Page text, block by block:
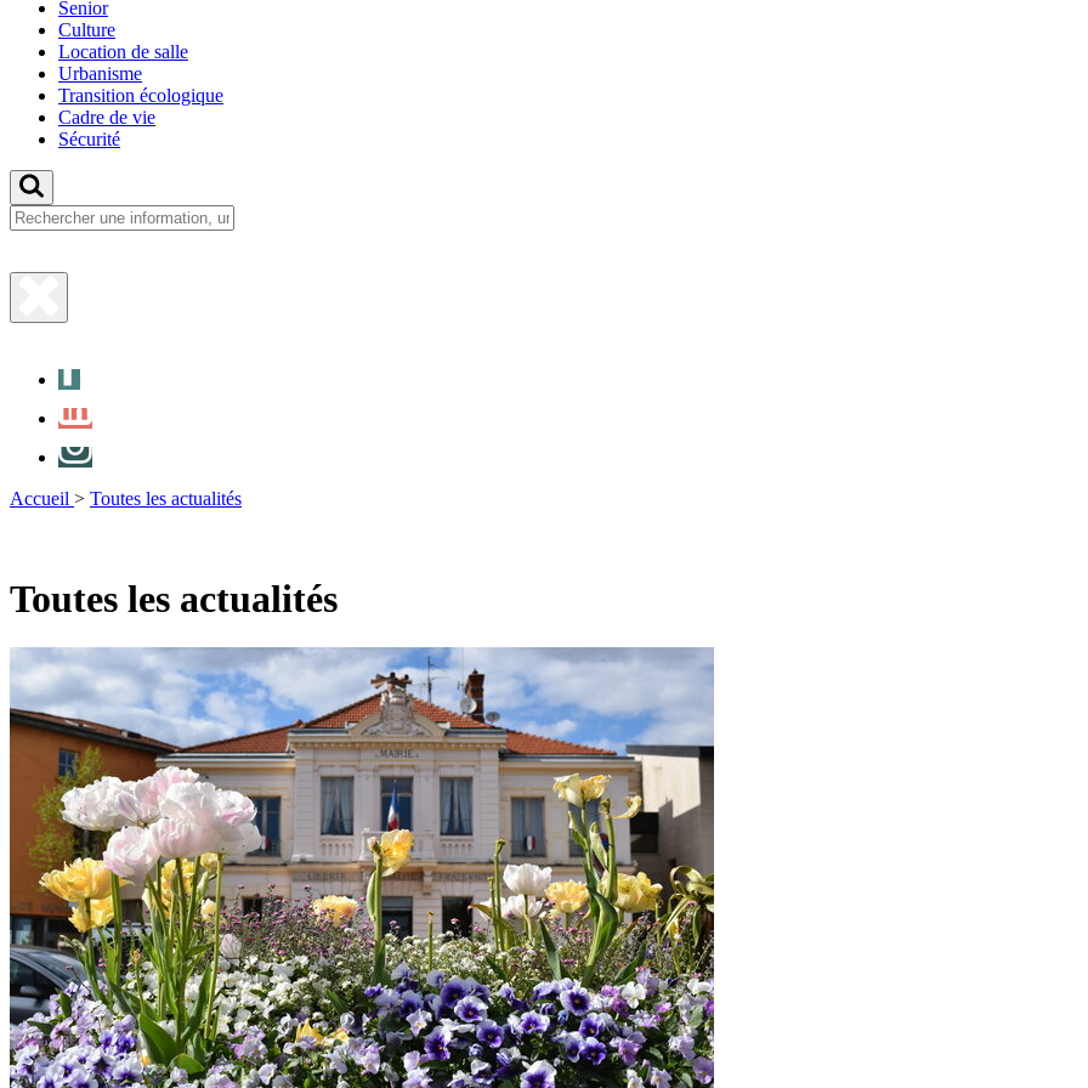
Senior
Culture
Location de salle
Urbanisme
Transition écologique
Cadre de vie
Sécurité
Fermer
Accueil > Toutes les actualités
Toutes les actualités